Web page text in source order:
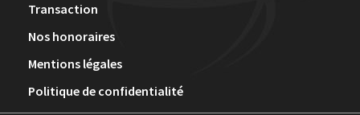
Transaction
Nos honoraires
Mentions légales
Politique de confidentialité